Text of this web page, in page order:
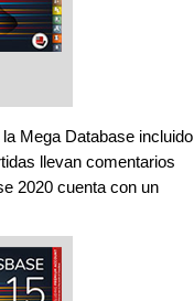
Mega Database incluido
llevan comentarios
2020 cuenta con un